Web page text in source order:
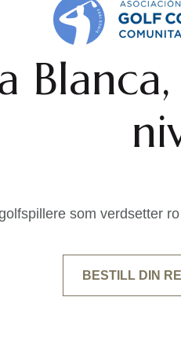
som verdsetter
BESTILL DIN